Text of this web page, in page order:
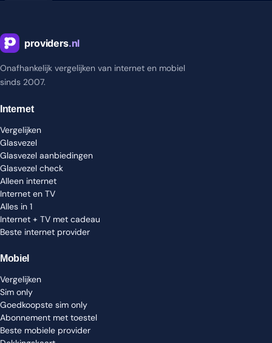
Onafhankelijk vergelijken van internet en mobiel
sinds 2007.
Internet
Vergelijken
Glasvezel
Glasvezel aanbiedingen
Glasvezel check
Alleen internet
Internet en TV
Alles in 1
Internet + TV met cadeau
Beste internet provider
Mobiel
Vergelijken
Sim only
Goedkoopste sim only
Abonnement met toestel
Beste mobiele provider